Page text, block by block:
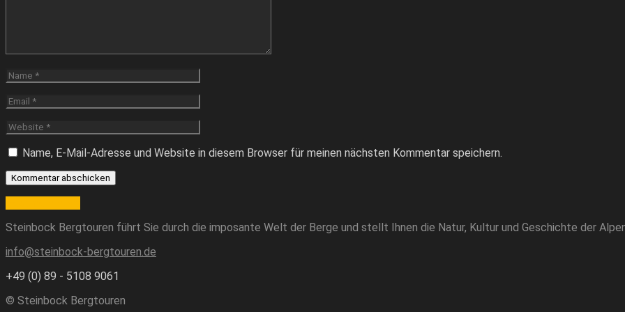
Name, E-Mail-Adresse und Website in diesem Browser für meinen nächsten Kommentar speichern.
Steinbock Bergtouren führt Sie durch die imposante Welt der Berge und stellt Ihnen die Natur, Kultur und Geschichte der
info@steinbock-bergtouren.de
+49 (0) 89 - 5108 9061
© Steinbock Bergtouren